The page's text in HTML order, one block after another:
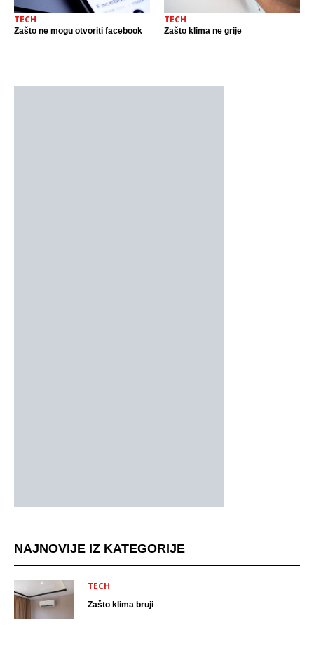
TECH
Zašto ne mogu otvoriti facebook
TECH
Zašto klima ne grije
NAJNOVIJE IZ KATEGORIJE
TECH
Zašto klima bruji